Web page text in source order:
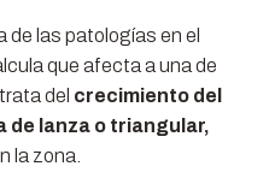
de las patologías en el
que afecta a una de
del crecimiento del
de lanza o triangular,
la zona.